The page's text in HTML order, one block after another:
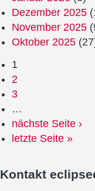
Dezember 2025
November 2025
Oktober 2025
1
2
3
…
nächste Seite ›
letzte Seite »
Kontakt